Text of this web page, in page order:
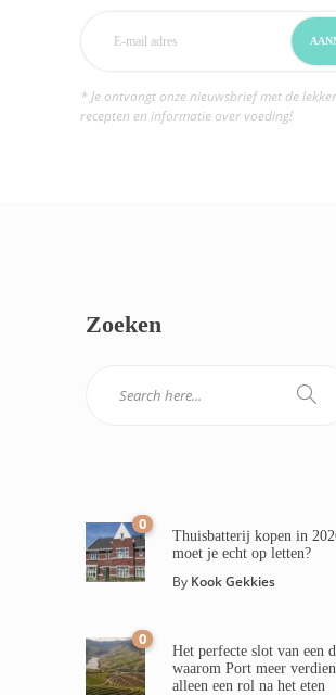
* Je ontvangt onze nieuwsbrief met de
recepten en informatie over voeding!
Zoeken
0
Thuisbatterij kopen in
moet je echt op letten?
By Kook Gekkies
0
Het perfecte slot van een
waarom Port meer
alleen een rol na het eten